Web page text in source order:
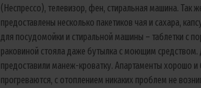
(Неспрессо), телевизор, фен, стиральная машина. Так
предоставлены несколько пакетиков чая и сахара,
для посудомойки и стиральной машины – таблетки с
раковиной стояла даже бутылка с моющим средством.
предоставили манеж-кроватку. Апартаменты хорошо и
прогреваются, с отоплением никаких проблем не